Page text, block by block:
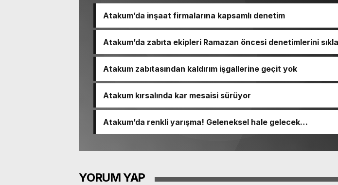
Atakum’da inşaat firmalarına kapsamlı denetim
Atakum’da zabıta ekipleri Ramazan öncesi denetimlerini
Atakum zabıtasından kaldırım işgallerine geçit yok
Atakum kırsalında kar mesaisi sürüyor
Atakum’da renkli yarışma! Geleneksel hale gelecek…
YORUM YAP